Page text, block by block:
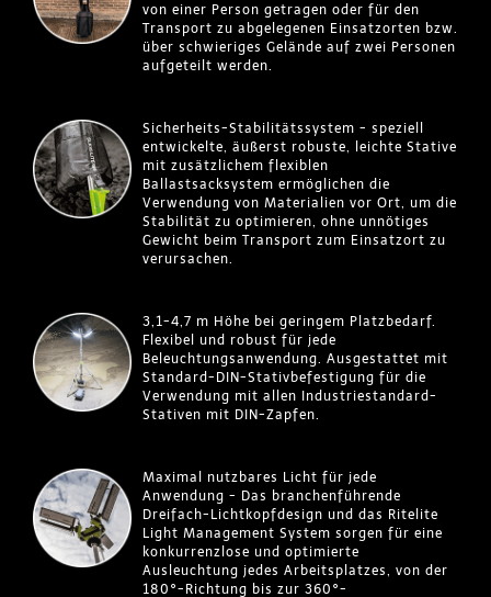
von einer Person getragen oder für den
Transport zu abgelegenen Einsatzorten bzw.
über schwieriges Gelände auf zwei Personen
aufgeteilt werden.
Sicherheits-Stabilitätssystem - speziell
entwickelte, äußerst robuste, leichte Stative
mit zusätzlichem flexiblen
Ballastsacksystem ermöglichen die
Verwendung von Materialien vor Ort, um die
Stabilität zu optimieren, ohne unnötiges
Gewicht beim Transport zum Einsatzort zu
verursachen.
3,1-4,7 m Höhe bei geringem Platzbedarf.
Flexibel und robust für jede
Beleuchtungsanwendung. Ausgestattet mit
Standard-DIN-Stativbefestigung für die
Verwendung mit allen Industriestandard-
Stativen mit DIN-Zapfen.
Maximal nutzbares Licht für jede
Anwendung - Das branchenführende
Dreifach-Lichtkopfdesign und das Ritelite
Light Management System sorgen für eine
konkurrenzlose und optimierte
Ausleuchtung jedes Arbeitsplatzes, von der
180°-Richtung bis zur 360°-